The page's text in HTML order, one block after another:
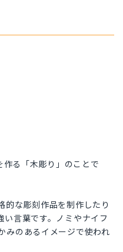
る「木彫り」のことで
的な彫刻作品を制作したり
い言葉です。ノミやナイフ
みのあるイメージで使われ